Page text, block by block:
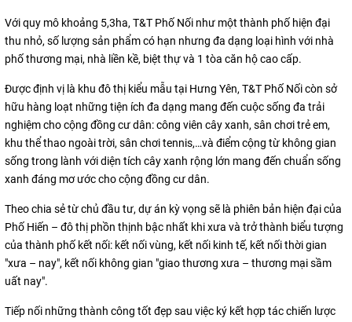
Với quy mô khoảng 5,3ha, T&T Phố Nối như một thành phố hiện đại
thu nhỏ, số lượng sản phẩm có hạn nhưng đa dạng loại hình với nhà
phố thương mại, nhà liền kề, biệt thự và 1 tòa căn hộ cao cấp.
Được định vị là khu đô thị kiểu mẫu tại Hưng Yên, T&T Phố Nối còn sở
hữu hàng loạt những tiện ích đa dạng mang đến cuộc sống đa trải
nghiệm cho cộng đồng cư dân: công viên cây xanh, sân chơi trẻ em,
khu thể thao ngoài trời, sân chơi tennis,…và điểm cộng từ không gian
sống trong lành với diện tích cây xanh rộng lớn mang đến chuẩn sống
xanh đáng mơ ước cho cộng đồng cư dân.
Theo chia sẻ từ chủ đầu tư, dự án kỳ vọng sẽ là phiên bản hiện đại của
Phố Hiến – đô thị phồn thịnh bậc nhất khi xưa và trở thành biểu tượng
của thành phố kết nối: kết nối vùng, kết nối kinh tế, kết nối thời gian
"xưa – nay", kết nối không gian "giao thương xưa – thương mại sầm
uất nay".
Tiếp nối những thành công tốt đẹp sau việc ký kết hợp tác chiến lược